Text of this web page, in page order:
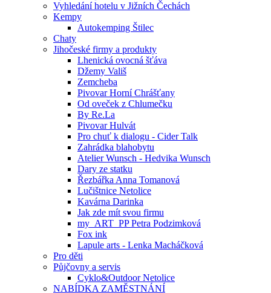
Vyhledání hotelu v Jižních Čechách
Kempy
Autokemping Štilec
Chaty
Jihočeské firmy a produkty
Lhenická ovocná šťáva
Džemy Vališ
Zemcheba
Pivovar Horní Chrášťany
Od oveček z Chlumečku
By Re.La
Pivovar Hulvát
Pro chuť k dialogu - Cider Talk
Zahrádka blahobytu
Atelier Wunsch - Hedvika Wunsch
Dary ze statku
Řezbářka Anna Tomanová
Lučištnice Netolice
Kavárna Darinka
Jak zde mít svou firmu
my_ART_PP Petra Podzimková
Fox ink
Lapule arts - Lenka Macháčková
Pro děti
Půjčovny a servis
Cyklo&Outdoor Netolice
NABÍDKA ZAMĚSTNÁNÍ